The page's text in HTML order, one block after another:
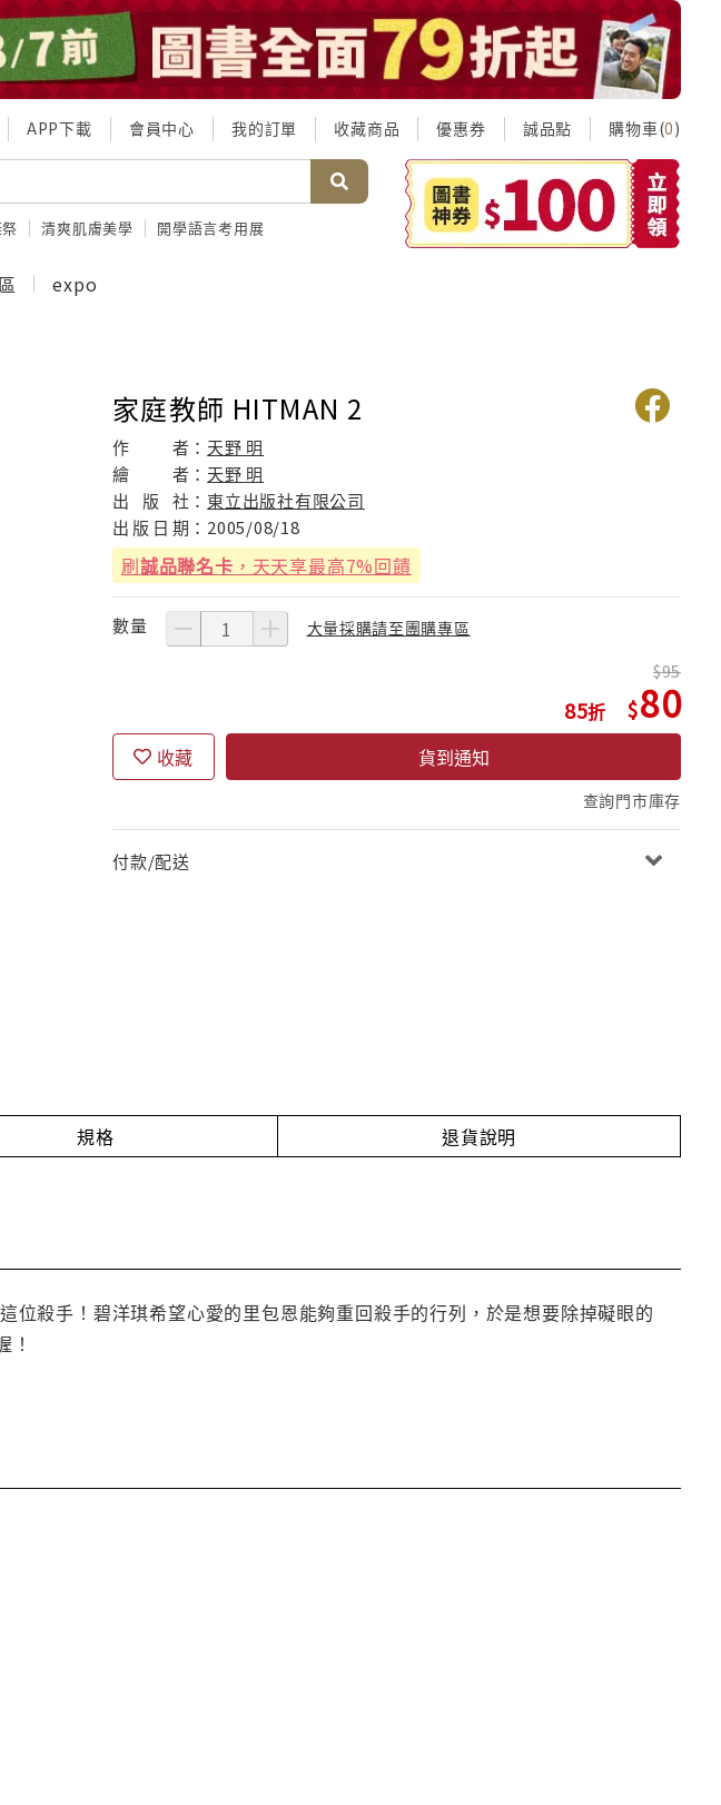
APP下載 會員中心 我的訂單 收藏商品 優惠券 誠品點 購物車(0)
清爽肌膚美學 開學語言考用展
expo
家庭教師 HITMAN 2
作 者： 天野 明
繪
者： 天野 明
出
版 社： 東立出版社有限公司
出 版 日 期： 2005/08/18
刷誠品聯名卡 ，天天享最高7%回饋
數量 大量採購請至團購專區
85
95
80
收藏 貨到通知
查詢門市庫存
付款/配送
規格 退貨說明
殺手！碧洋琪希望心愛的里包恩能夠重回殺手的行列，於是想要除掉礙眼的
！